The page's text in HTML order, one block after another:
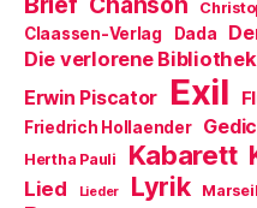
Claassen-Verlag Dada
Die verlorene Bibliothek
Erwin Piscator Exil
Friedrich Hollaender
Hertha Pauli Kabarett
Lied Lieder Lyrik